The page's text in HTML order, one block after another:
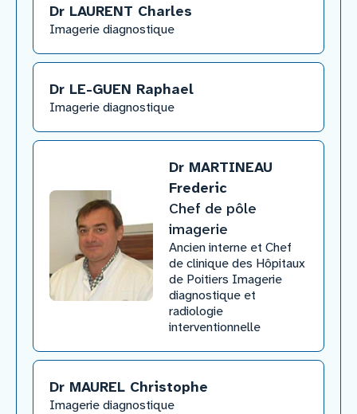
Dr LAURENT Charles
​Imagerie diagnostique
Dr LE-GUEN Raphael
​Imagerie diagnostique
Dr MARTINEAU
Frederic
Chef de pôle
imagerie
Ancien interne et Chef
de clinique des Hôpitaux
de Poitiers Imagerie
diagnostique et
radiologie
interventionnelle
Dr MAUREL Christophe
​Imagerie diagnostique